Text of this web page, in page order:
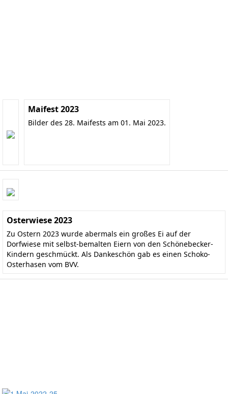
Maifest 2023
Bilder des 28. Maifests am 01. Mai 2023.
Osterwiese 2023
Zu Ostern 2023 wurde abermals ein großes Ei auf der
Dorfwiese mit selbst-bemalten Eiern von den Schönebecker-
Kindern geschmückt. Als Dankeschön gab es einen Schoko-
Osterhasen vom BVV.